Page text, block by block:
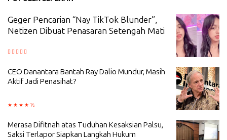
Geger Pencarian “Nay TikTok Blunder”,
Netizen Dibuat Penasaran Setengah Mati
CEO Danantara Bantah Ray Dalio Mundur, Masih
Aktif Jadi Penasihat?
Merasa Difitnah atas Tuduhan Kesaksian Palsu,
Saksi Terlapor Siapkan Langkah Hukum